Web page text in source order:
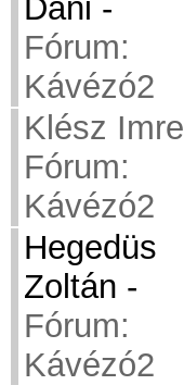
Dani -
Fórum:
Kávézó2
Klész Imre
Fórum:
Kávézó2
Hegedüs
Zoltán -
Fórum:
Kávézó2